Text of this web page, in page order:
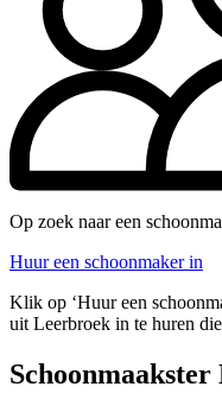
Op zoek naar een
Huur een schoonmaker in
Klik op ‘Huur een
uit Leerbroek in te huren